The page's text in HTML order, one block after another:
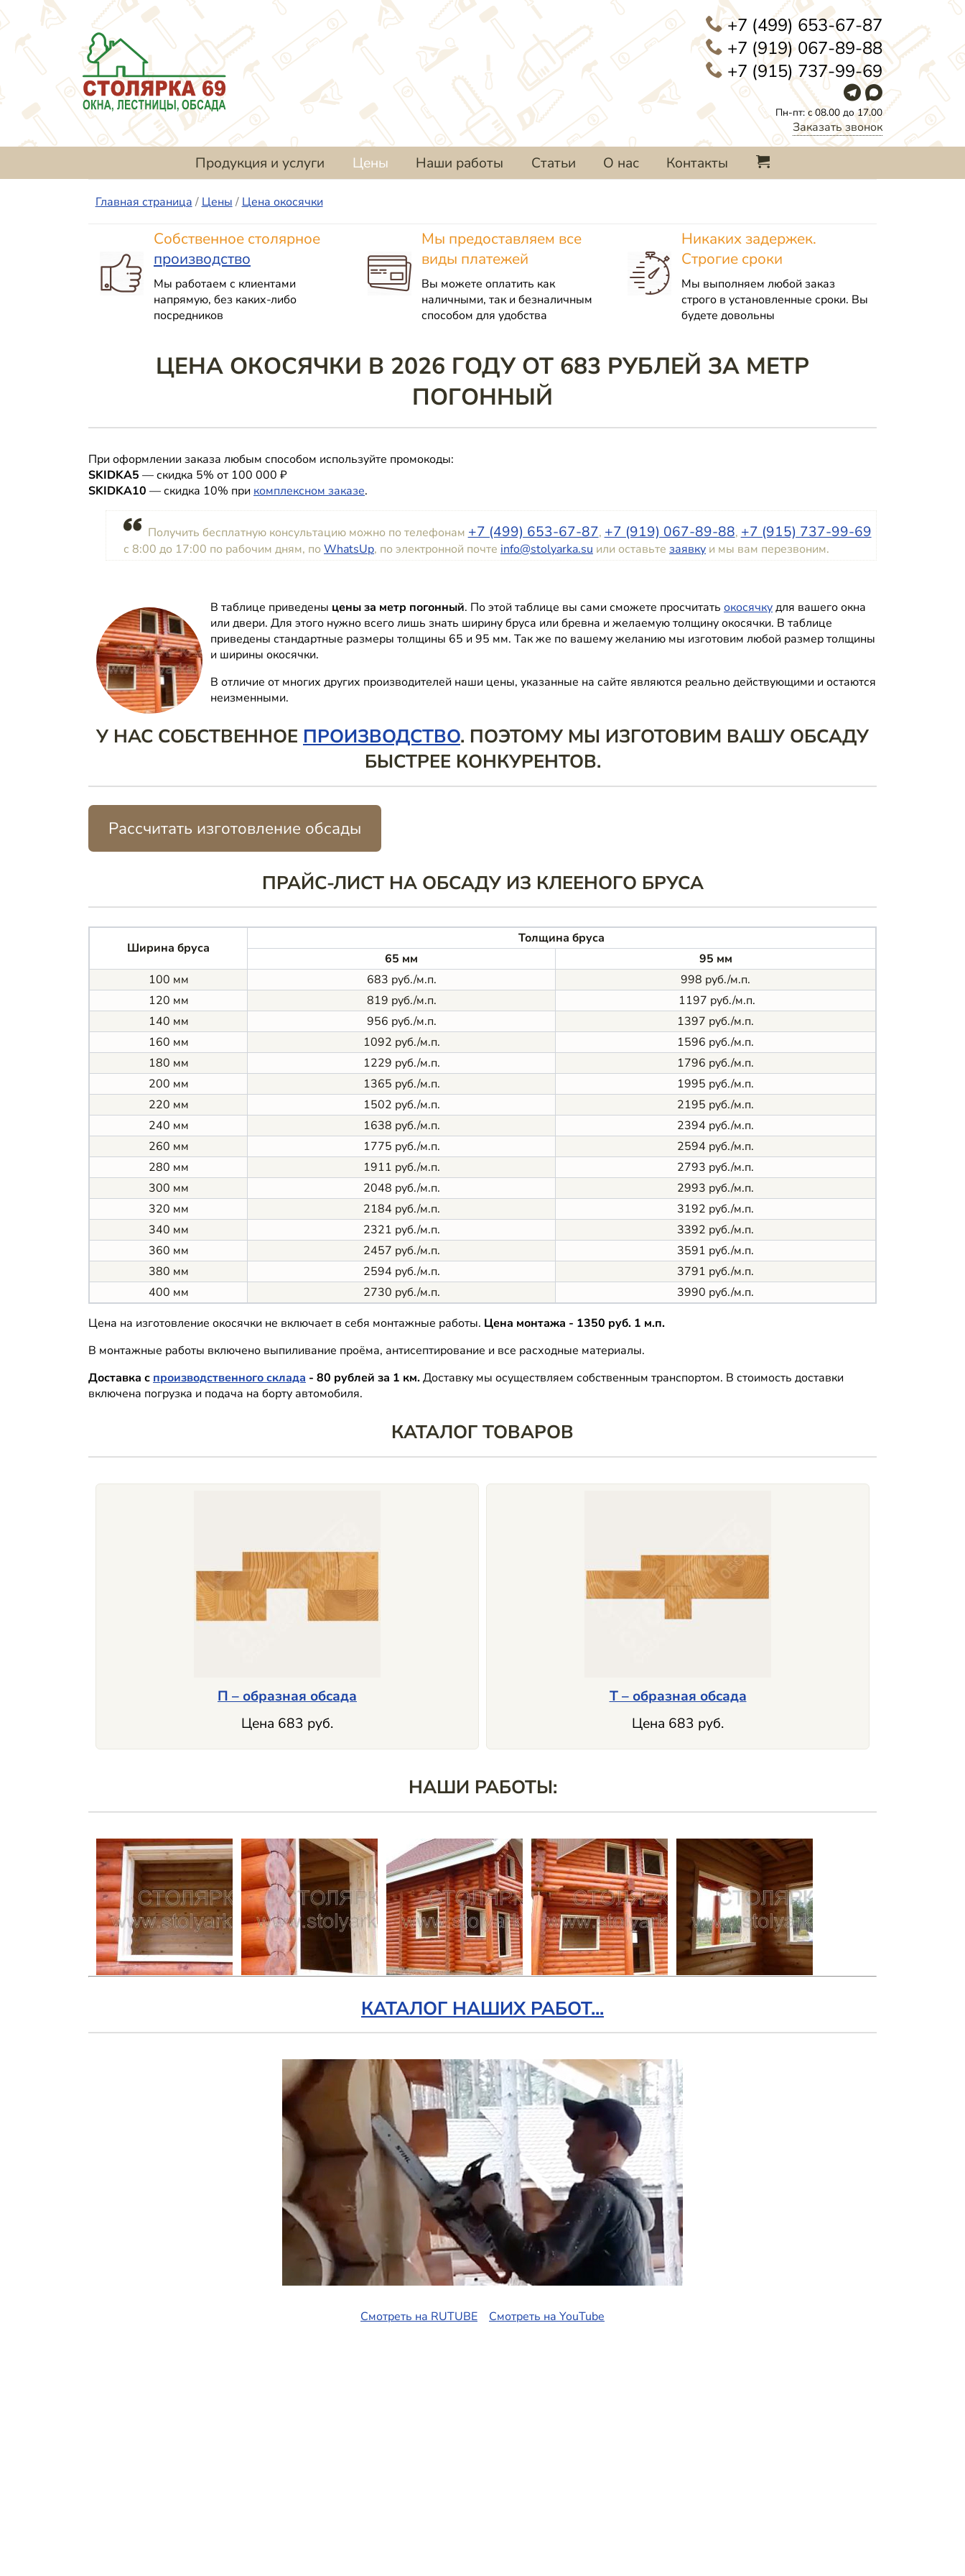
+7 (499) 653-67-87
+7 (919) 067-89-88
+7 (915) 737-99-69
Пн-пт: с 08.00 до 17.00
Заказать звонок
Продукция и услуги Цены Наши работы Статьи О нас Контакты
Главная страница / Цены / Цена окосячки
Собственное столярное
производство
Мы работаем с клиентами
напрямую, без каких-либо
посредников
Мы предоставляем все
виды платежей
Вы можете оплатить как
наличными, так и безналичным
способом для удобства
Никаких задержек.
Строгие сроки
Мы выполняем любой заказ
строго в установленные сроки. Вы
будете довольны
ЦЕНА ОКОСЯЧКИ В 2026 ГОДУ ОТ 683 РУБЛЕЙ ЗА МЕТР
ПОГОННЫЙ
При оформлении заказа любым способом используйте промокоды:
SKIDKA5 — скидка 5% от 100 000 ₽
SKIDKA10 — скидка 10% при комплексном заказе.
Получить бесплатную консультацию можно по телефонам+7 (499) 653-67-87,+7 (919) 067-89-88,+7 (915) 737-99-69
с 8:00 до 17:00 по рабочим дням, поWhatsUp, по электронной почте info@stolyarka.su или оставьте заявку и мы вам перезвоним.
В таблице приведены цены за метр погонный. По этой таблице вы сами сможете просчитать окосячкудля вашего окна
или двери. Для этого нужно всего лишь знать ширину бруса или бревна и желаемую толщину окосячки. В таблице
приведены стандартные размеры толщины 65 и 95 мм. Так же по вашему желанию мы изготовим любой размер толщины
и ширины окосячки.
В отличие от многих других производителей наши цены, указанные на сайте являются реально действующими и остаются
неизменными.
У НАС СОБСТВЕННОЕ ПРОИЗВОДСТВО. ПОЭТОМУ МЫ ИЗГОТОВИМ ВАШУ ОБСАДУ
БЫСТРЕЕ КОНКУРЕНТОВ.
Рассчитать изготовление обсады
ПРАЙС-ЛИСТ НА ОБСАДУ ИЗ КЛЕЕНОГО БРУСА
Ширина бруса
Толщина бруса
65 мм
95 мм
100 мм
683 руб./м.п.
998 руб./м.п.
120 мм
819 руб./м.п.
1197 руб./м.п.
140 мм
956 руб./м.п.
1397 руб./м.п.
160 мм
1092 руб./м.п.
1596 руб./м.п.
180 мм
1229 руб./м.п.
1796 руб./м.п.
200 мм
1365 руб./м.п.
1995 руб./м.п.
220 мм
1502 руб./м.п.
2195 руб./м.п.
240 мм
1638 руб./м.п.
2394 руб./м.п.
260 мм
1775 руб./м.п.
2594 руб./м.п.
280 мм
1911 руб./м.п.
2793 руб./м.п.
300 мм
2048 руб./м.п.
2993 руб./м.п.
320 мм
2184 руб./м.п.
3192 руб./м.п.
340 мм
2321 руб./м.п.
3392 руб./м.п.
360 мм
2457 руб./м.п.
3591 руб./м.п.
380 мм
2594 руб./м.п.
3791 руб./м.п.
400 мм
2730 руб./м.п.
3990 руб./м.п.
Цена на изготовление окосячки не включает в себя монтажные работы. Цена монтажа - 1350 руб. 1 м.п.
В монтажные работы включено выпиливание проёма, антисептирование и все расходные материалы.
Доставка с производственного склада - 80 рублей за 1 км.Доставку мы осуществляем собственным транспортом. В стоимость доставки
включена погрузка и подача на борту автомобиля.
КАТАЛОГ ТОВАРОВ
П – образная обсада
Цена 683 руб.
Т – образная обсада
Цена 683 руб.
НАШИ РАБОТЫ:
КАТАЛОГ НАШИХ РАБОТ...
Смотреть на RUTUBE Смотреть на YouTube